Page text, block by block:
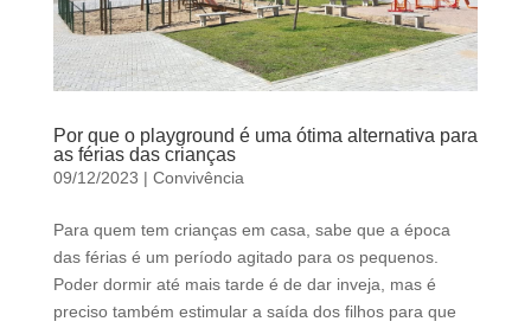
e
l
d
h
o
l
d
b
e
Por que o playground é uma ótima alternativa para
as férias das crianças
09/12/2023 | Convivência
Para quem tem crianças em casa, sabe que a época
das férias é um período agitado para os pequenos.
Poder dormir até mais tarde é de dar inveja, mas é
preciso também estimular a saída dos filhos para que